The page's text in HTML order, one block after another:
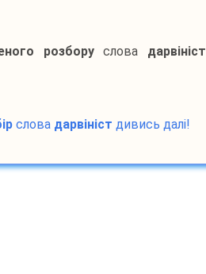
розборуслова дарвініст
слова дарвініст дивись далі!